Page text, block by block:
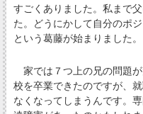
すごくありました。私まで
た。どうにかして自分のポ
という葛藤が始まりました。
家では７つ上の兄の問題
校を卒業できたのですが、
なくなってしまうんです。